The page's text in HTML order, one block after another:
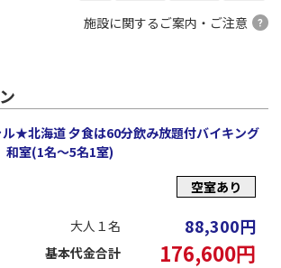
施設に関するご案内・ご注意
★北海道 夕食は60分飲み放題付バイキング
室(1名～5名1室)
空室あり
大人１名 88,300円
基本代金合計 176,600円